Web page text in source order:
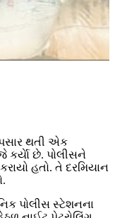
થતી એક
કર્યાે છે. પોલીસને
હતો. તે દરમિયાન
પોલીસ સ્ટેશનના